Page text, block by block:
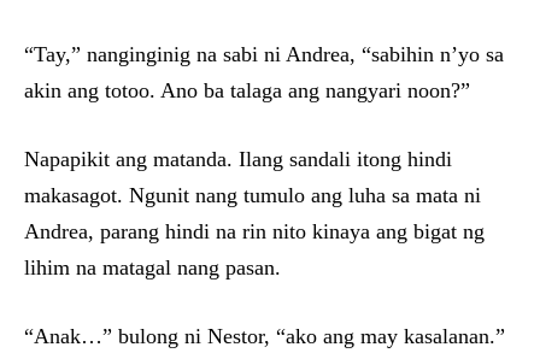
“Tay,” nanginginig na sabi ni Andrea, “sabihin n’yo sa
akin ang totoo. Ano ba talaga ang nangyari noon?”
Napapikit ang matanda. Ilang sandali itong hindi
makasagot. Ngunit nang tumulo ang luha sa mata ni
Andrea, parang hindi na rin nito kinaya ang bigat ng
lihim na matagal nang pasan.
“Anak…” bulong ni Nestor, “ako ang may kasalanan.”